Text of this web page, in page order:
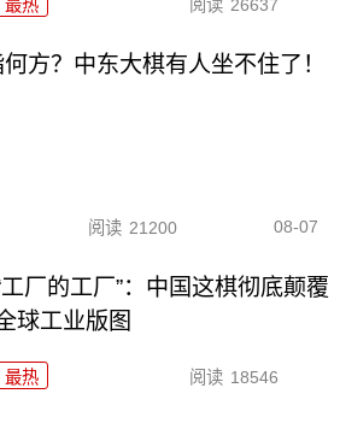
最热 阅读 26637
方？中东大棋有人坐不住了！
阅读 21200 08-07
工厂的工厂”：中国这棋彻底颠覆
球工业版图
最热 阅读 18546